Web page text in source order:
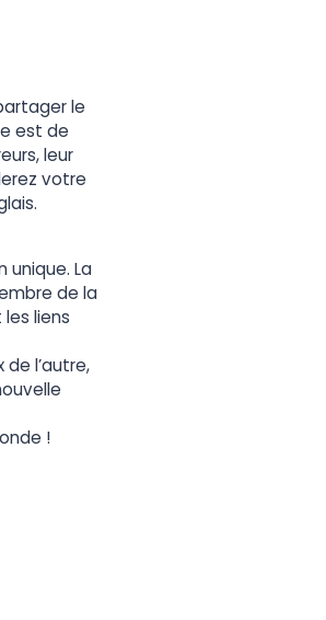
le
est de
leur
votre
La
de la
liens
l’autre,
!